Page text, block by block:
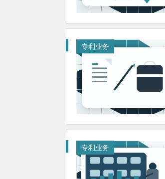
专利业务
专利业务